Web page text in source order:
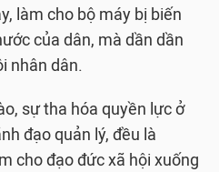
làm cho bộ máy bị biến
của dân, mà dần dần
nhân dân.
sự tha hóa quyền lực ở
đạo quản lý, đều là
cho đạo đức xã hội xuống